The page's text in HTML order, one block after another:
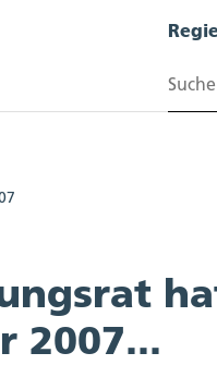
Suchen
2007...